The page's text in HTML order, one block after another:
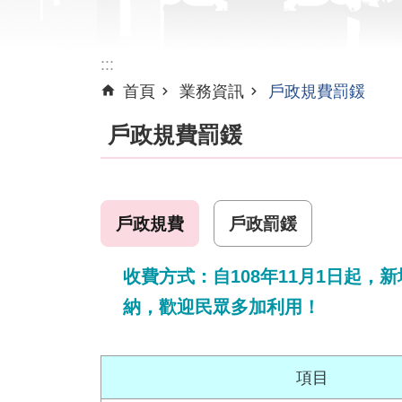
:::
首頁
業務資訊 戶政規費罰鍰
戶政規費罰鍰
戶政規費 戶政罰鍰
收費方式：自108年11月1日起，
納，歡迎民眾多加利用！
項目